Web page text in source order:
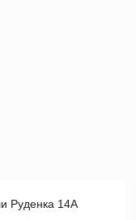
Руденка 14А